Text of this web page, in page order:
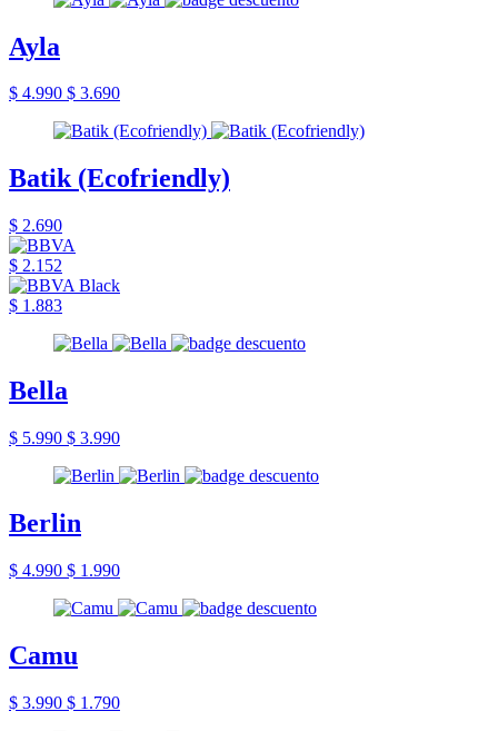
Ayla
$ 4.990 $ 3.690
Batik (Ecofriendly)
$ 2.690
$ 2.152
$ 1.883
Bella
$ 5.990 $ 3.990
Berlin
$ 4.990 $ 1.990
Camu
$ 3.990 $ 1.790